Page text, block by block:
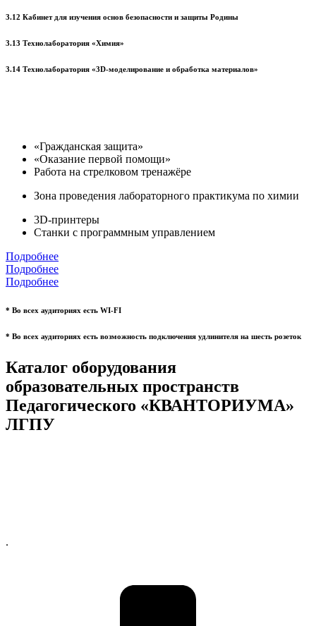
3.12 Кабинет для изучения основ безопасности и защиты Родины
3.13 Технолаборатория «Химия»
3.14 Технолаборатория «3D-моделирование и обработка материалов»
«Гражданская защита»
«Оказание первой помощи»
Работа на стрелковом тренажёре
Зона проведения лабораторного практикума по химии
3D-принтеры
Станки с программным управлением
Подробнее
Подробнее
Подробнее
* Во всех аудиториях есть WI-FI
* Во всех аудиториях есть возможность подключения удлинителя на шесть розеток
Каталог оборудования
образовательных пространств
Педагогического «КВАНТОРИУМА»
ЛГПУ
.